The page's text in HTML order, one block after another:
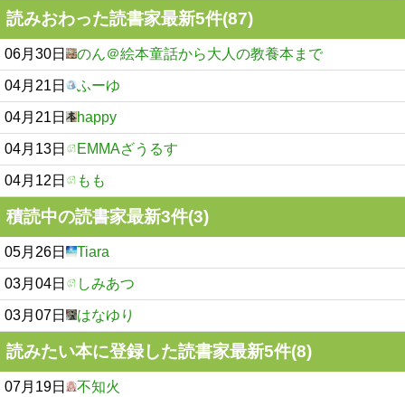
読みおわった読書家最新5件(87)
06月30日 のん＠絵本童話から大人の教養本まで
04月21日 ふーゆ
04月21日 happy
04月13日 EMMAざうるす
04月12日 もも
積読中の読書家最新3件(3)
05月26日 Tiara
03月04日 しみあつ
03月07日 はなゆり
読みたい本に登録した読書家最新5件(8)
07月19日 不知火